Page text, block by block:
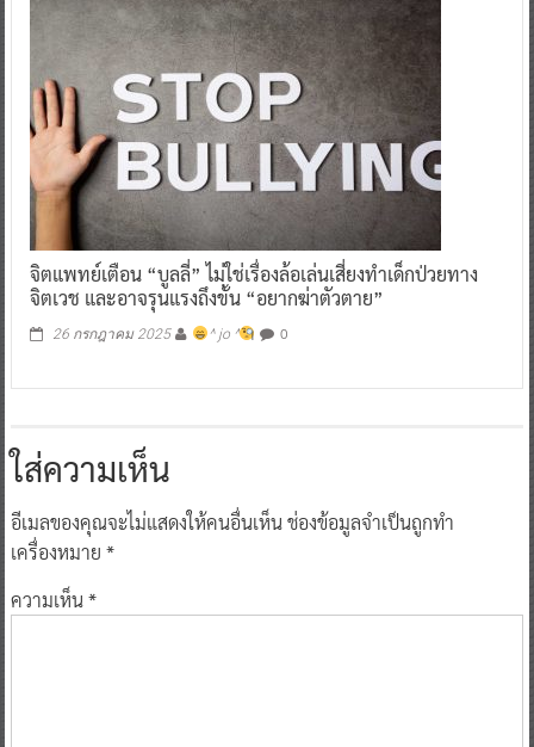
จิตแพทย์เตือน “บูลลี่” ไม่ใช่เรื่องล้อเล่นเสี่ยงทำเด็กป่วยทาง
จิตเวช และอาจรุนแรงถึงขั้น “อยากฆ่าตัวตาย”
26 กรกฎาคม 2025 ^ jo ^ 0
ใส่ความเห็น
อีเมลของคุณจะไม่แสดงให้คนอื่นเห็นช่องข้อมูลจำเป็นถูกทำ
เครื่องหมาย *
ความเห็น*